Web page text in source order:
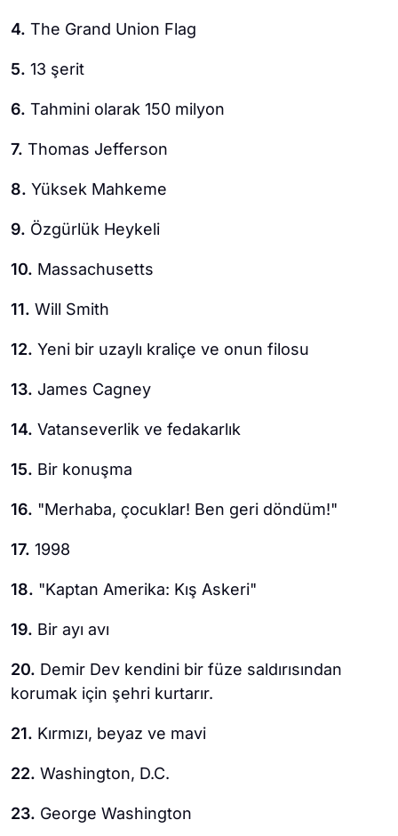
4. The Grand Union Flag
5. 13 şerit
6. Tahmini olarak 150 milyon
7. Thomas Jefferson
8. Yüksek Mahkeme
9. Özgürlük Heykeli
10. Massachusetts
11. Will Smith
12. Yeni bir uzaylı kraliçe ve onun filosu
13. James Cagney
14. Vatanseverlik ve fedakarlık
15. Bir konuşma
16. "Merhaba, çocuklar! Ben geri döndüm!"
17. 1998
18. "Kaptan Amerika: Kış Askeri"
19. Bir ayı avı
20. Demir Dev kendini bir füze saldırısından
korumak için şehri kurtarır.
21. Kırmızı, beyaz ve mavi
22. Washington, D.C.
23. George Washington